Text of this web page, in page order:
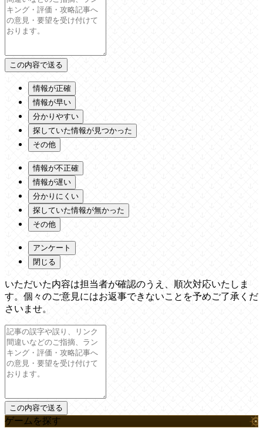
情報が正確
情報が早い
分かりやすい
探していた情報が見つかった
その他
情報が不正確
情報が遅い
分かりにくい
探していた情報が無かった
その他
アンケート
閉じる
いただいた内容は担当者が確認のうえ、順次対応いたしま
す。個々のご意見にはお返事できないことを予めご了承くだ
さいませ。
ゲームを探す